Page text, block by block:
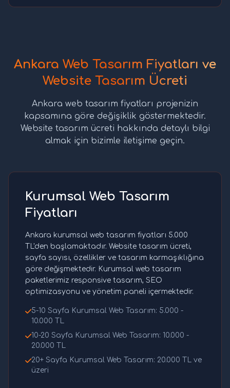
Ankara Web Tasarım Fiyatları ve
Website Tasarım Ücreti
Ankara web tasarım fiyatları projenizin
kapsamına göre değişiklik göstermektedir.
Website tasarım ücreti hakkında detaylı bilgi
almak için bizimle iletişime geçin.
Kurumsal Web Tasarım
Fiyatları
Ankara kurumsal web tasarım fiyatları 5.000
TL'den başlamaktadır. Website tasarım ücreti,
sayfa sayısı, özellikler ve tasarım karmaşıklığına
göre değişmektedir. Kurumsal web tasarım
paketlerimiz responsive tasarım, SEO
optimizasyonu ve yönetim paneli içermektedir.
5-10 Sayfa Kurumsal Web Tasarım: 5.000 -
10.000 TL
10-20 Sayfa Kurumsal Web Tasarım: 10.000 -
20.000 TL
20+ Sayfa Kurumsal Web Tasarım: 20.000 TL ve
üzeri